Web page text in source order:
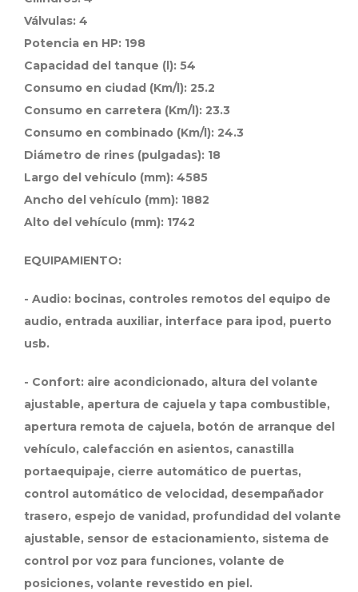
Válvulas: 4
Potencia en HP: 198
Capacidad del tanque (l): 54
Consumo en ciudad (Km/l): 25.2
Consumo en carretera (Km/l): 23.3
Consumo en combinado (Km/l): 24.3
Diámetro de rines (pulgadas): 18
Largo del vehículo (mm): 4585
Ancho del vehículo (mm): 1882
Alto del vehículo (mm): 1742
EQUIPAMIENTO:
- Audio: bocinas, controles remotos del equipo de
audio, entrada auxiliar, interface para ipod, puerto
usb.
- Confort: aire acondicionado, altura del volante
ajustable, apertura de cajuela y tapa combustible,
apertura remota de cajuela, botón de arranque del
vehículo, calefacción en asientos, canastilla
portaequipaje, cierre automático de puertas,
control automático de velocidad, desempañador
trasero, espejo de vanidad, profundidad del volante
ajustable, sensor de estacionamiento, sistema de
control por voz para funciones, volante de
posiciones, volante revestido en piel.